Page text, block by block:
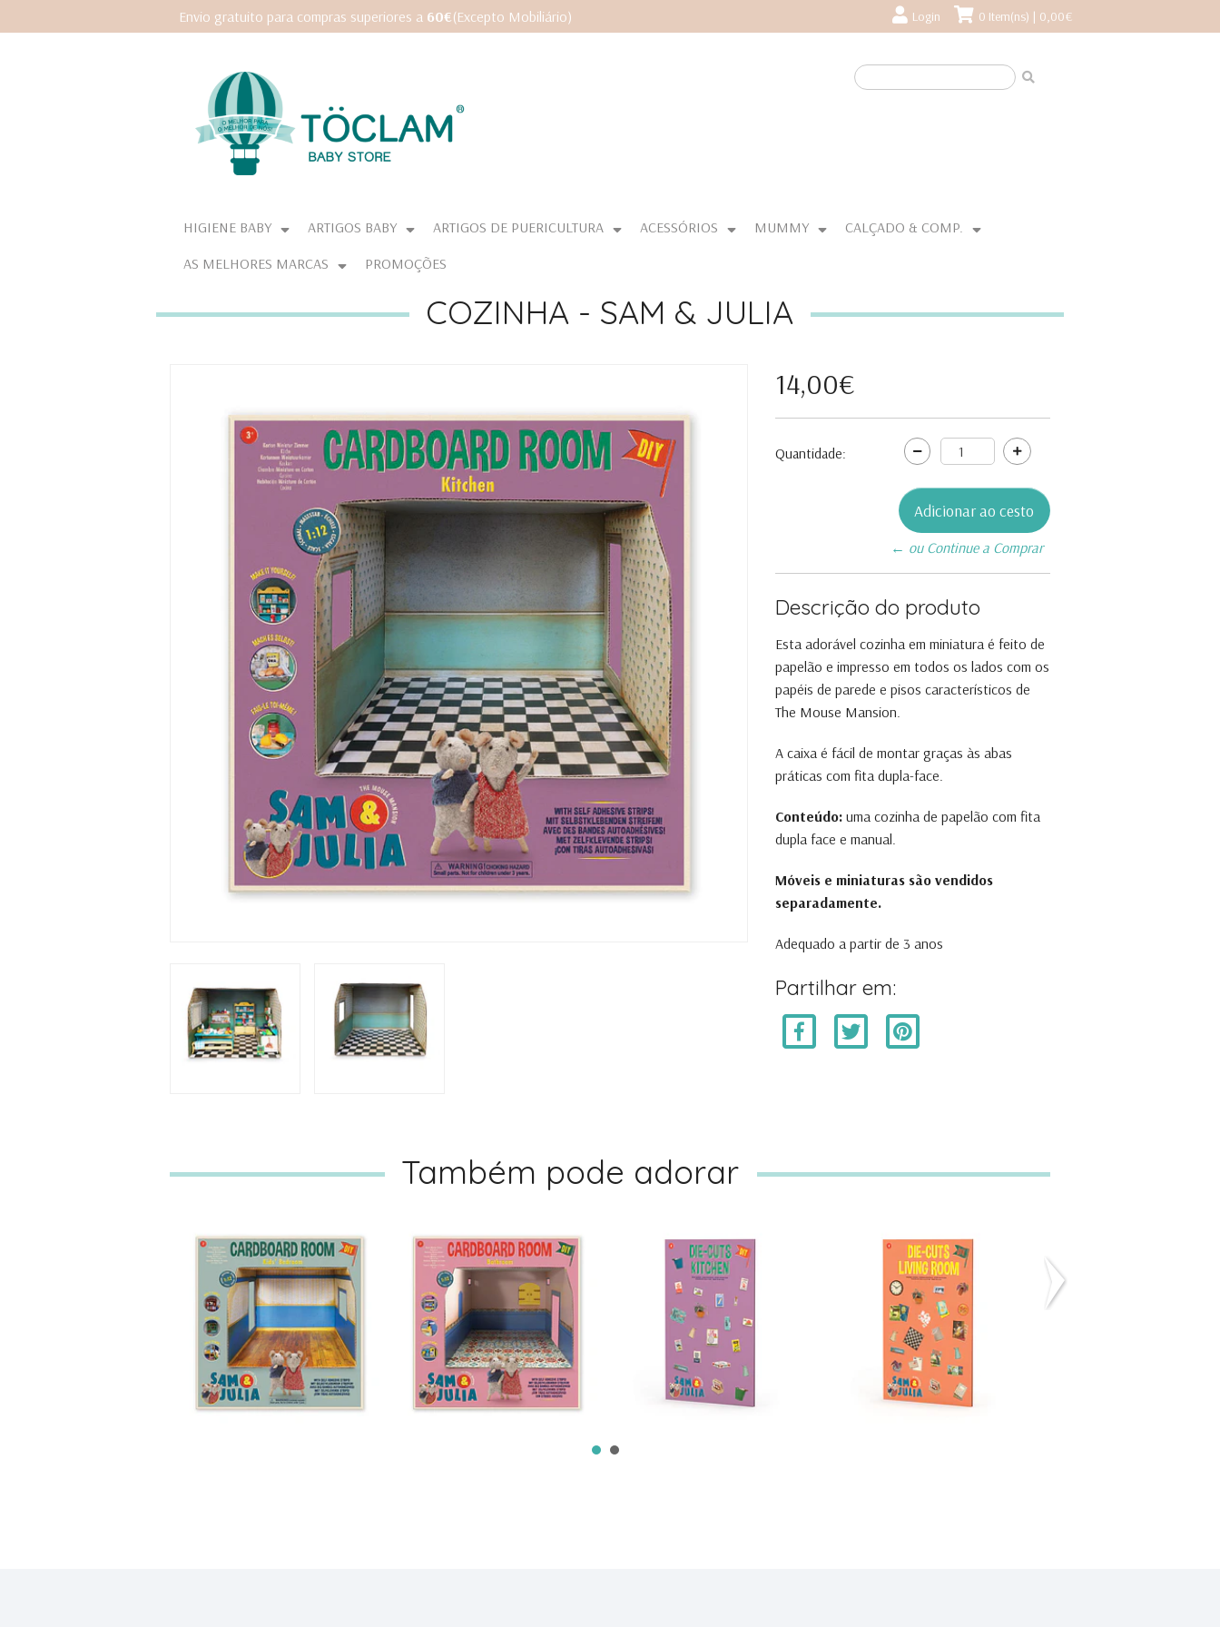
Envio gratuito para compras superiores a 60€(Excepto Mobiliário) 0 Item(ns) | 0,00€
Login
HIGIENE BABY ARTIGOS BABY ARTIGOS DE PUERICULTURA ACESSÓRIOS MUMMY
CALÇADO & COMP.
AS MELHORES MARCAS
PROMOÇÕES
COZINHA - SAM & JULIA
14,00€
Quantidade:
← ou Continue a Comprar
Descrição do produto
Esta adorável cozinha em miniatura é feito de
papelão e impresso em todos os lados com os
papéis de parede e pisos característicos de
The Mouse Mansion.
A caixa é fácil de montar graças às abas
práticas com fita dupla-face.
Conteúdo:uma cozinha de papelão com fita
dupla face e manual.
Móveis e miniaturas são vendidos
separadamente.
Adequado a partir de 3 anos
Partilhar em:
Também pode adorar
QUARTO DAS
CRIANÇAS -SAM &
...
14,00€
CASA DE BANHO -
SAM & JULIA
14,00€
ACESSÓRIOS DE
COZINHA - SAM...
10,00€
ACESSÓRIOS SALA
DE ESTAR - ...
10,00€